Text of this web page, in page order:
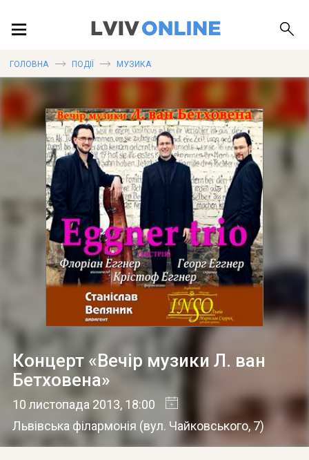
ПУБЛІКАЦІЇ
ДОВІДКА
ГОЛОВНА ПОДІЇ МУЗИКА
Концерт «Вечір музики Л. ван
Бетховена»
10 листопада 2013, 18:00
Львівська філармонія (вул. Чайковського, 7)